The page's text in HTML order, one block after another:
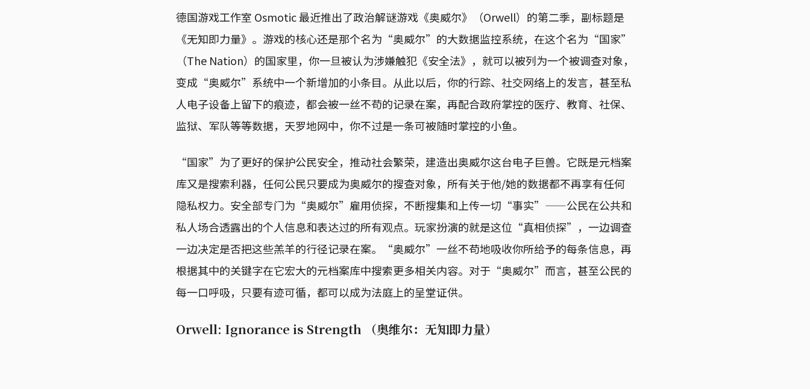
德国游戏工作室 Osmotic 最近推出了政治解谜游戏《奥威尔》（Orwell）的第二季，副标题是
《无知即力量》。游戏的核心还是那个名为“奥威尔”的大数据监控系统，在这个名为“国家”
（The Nation）的国家里，你一旦被认为涉嫌触犯《安全法》，就可以被列为一个被调查对象，
变成“奥威尔”系统中一个新增加的小条目。从此以后，你的行踪、社交网络上的发言，甚至私
人电子设备上留下的痕迹，都会被一丝不苟的记录在案，再配合政府掌控的医疗、教育、社保、
监狱、军队等等数据，天罗地网中，你不过是一条可被随时掌控的小鱼。
“国家”为了更好的保护公民安全，推动社会繁荣，建造出奥威尔这台电子巨兽。它既是元档案
库又是搜索利器，任何公民只要成为奥威尔的搜查对象，所有关于他/她的数据都不再享有任何
隐私权力。安全部专门为“奥威尔”雇用侦探，不断搜集和上传一切“事实”——公民在公共和
私人场合透露出的个人信息和表达过的所有观点。玩家扮演的就是这位“真相侦探”，一边调查
一边决定是否把这些羔羊的行径记录在案。“奥威尔”一丝不苟地吸收你所给予的每条信息，再
根据其中的关键字在它宏大的元档案库中搜索更多相关内容。对于“奥威尔”而言，甚至公民的
每一口呼吸，只要有迹可循，都可以成为法庭上的呈堂证供。
Orwell: Ignorance is Strength （奥维尔：无知即力量）